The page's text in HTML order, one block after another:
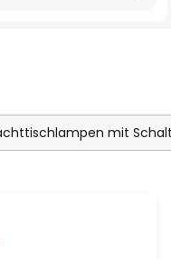
mit